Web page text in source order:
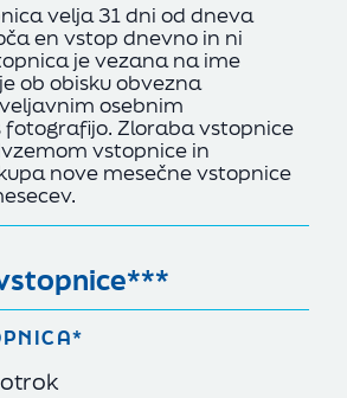
velja 31 dni od dneva
en vstop dnevno in ni
je vezana na ime
ob obisku obvezna
osebnim
Zloraba vstopnice
vstopnice in
nove mesečne vstopnice